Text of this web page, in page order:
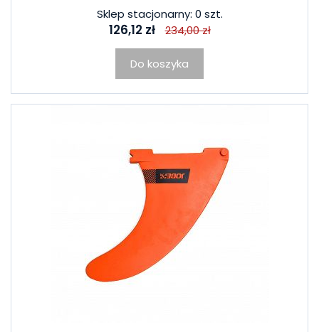
Sklep stacjonarny: 0 szt.
126,12 zł 234,00 zł
Do koszyka